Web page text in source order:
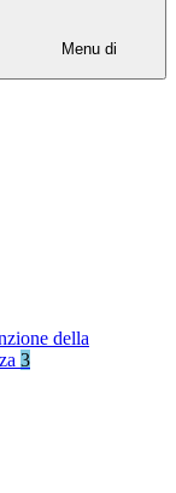
Menu di
della
3